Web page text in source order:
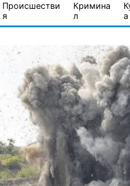
Происшестви
я
Кримина
л
а